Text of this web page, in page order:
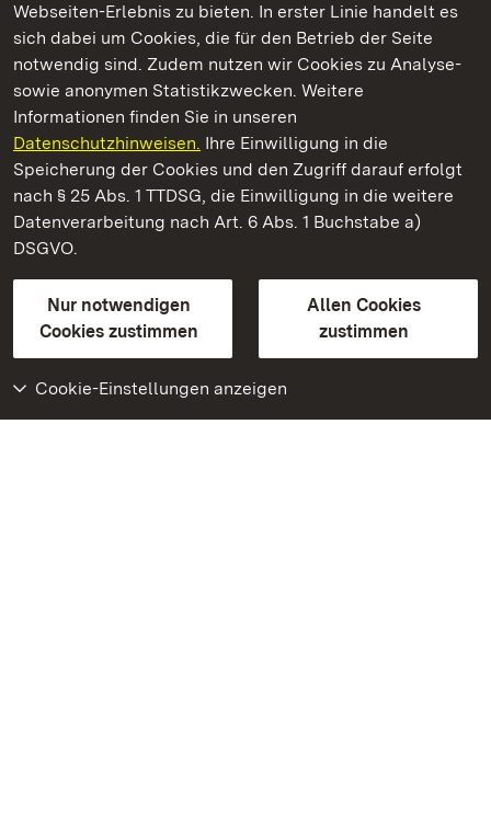
Webseiten-Erlebnis zu bieten. In erster Linie handelt es
sich dabei um Cookies, die für den Betrieb der Seite
notwendig sind. Zudem nutzen wir Cookies zu Analyse-
sowie anonymen Statistikzwecken. Weitere
Informationen finden Sie in unseren
Datenschutzhinweisen. Ihre Einwilligung in die
Speicherung der Cookies und den Zugriff darauf erfolgt
nach § 25 Abs. 1 TTDSG, die Einwilligung in die weitere
Datenverarbeitung nach Art. 6 Abs. 1 Buchstabe a)
DSGVO.
Nur notwendigen
Cookies zustimmen
Allen Cookies
zustimmen
Cookie-Einstellungen anzeigen
Kommen. Staunen. Genießen.
Staatliche Schlösser und Gärten Baden‑Württemberg
Staatliche Schlösser und Gärten Baden-Württemberg
Kontakt
GebärdenspracheLeichte Sprache
Erklärung zur Barrierefreiheit
BITV-konform (geprüfte Seiten)
Weiteres